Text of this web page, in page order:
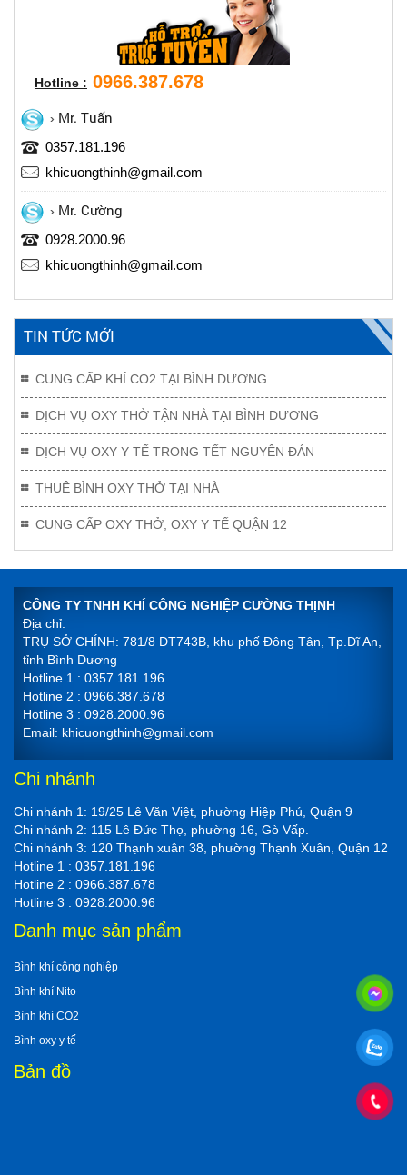
Hotline : 0966.387.678
Mr. Tuấn
0357.181.196
khicuongthinh@gmail.com
Mr. Cường
0928.2000.96
khicuongthinh@gmail.com
TIN TỨC MỚI
CUNG CẤP KHÍ CO2 TẠI BÌNH DƯƠNG
DỊCH VỤ OXY THỞ TẬN NHÀ TẠI BÌNH DƯƠNG
DỊCH VỤ OXY Y TẾ TRONG TẾT NGUYÊN ĐÁN
THUÊ BÌNH OXY THỞ TẠI NHÀ
CUNG CẤP OXY THỞ, OXY Y TẾ QUẬN 12
CÔNG TY TNHH KHÍ CÔNG NGHIỆP CƯỜNG THỊNH
Địa chỉ:
TRỤ SỞ CHÍNH: 781/8 DT743B, khu phố Đông Tân, Tp.Dĩ An,
tỉnh Bình Dương
Hotline 1 : 0357.181.196
Hotline 2 : 0966.387.678
Hotline 3 : 0928.2000.96
Email: khicuongthinh@gmail.com
Chi nhánh
Chi nhánh 1: 19/25 Lê Văn Việt, phường Hiệp Phú, Quận 9
Chi nhánh 2: 115 Lê Đức Thọ, phường 16, Gò Vấp.
Chi nhánh 3: 120 Thạnh xuân 38, phường Thạnh Xuân, Quận 12
Hotline 1 : 0357.181.196
Hotline 2 : 0966.387.678
Hotline 3 : 0928.2000.96
Danh mục sản phẩm
Bình khí công nghiệp
Bình khí Nito
Bình khí CO2
Bình oxy y tế
Bản đồ